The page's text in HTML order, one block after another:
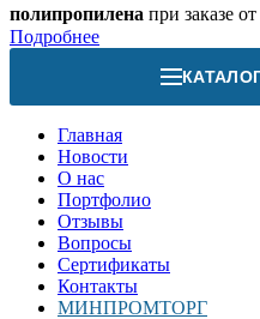
полипропилена при заказе
Подробнее
Главная
Новости
О нас
Портфолио
Отзывы
Вопросы
Сертификаты
Контакты
МИНПРОМТОРГ